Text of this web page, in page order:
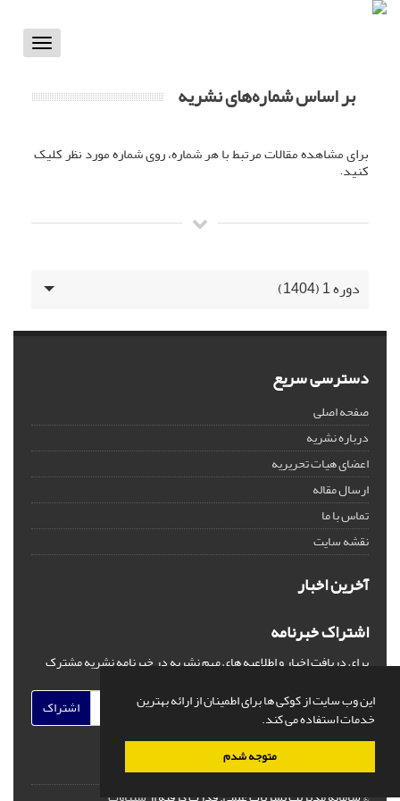
این وب سایت از کوکی ها برای اطمینان از ارائه بهترین
خدمات استفاده می کند.
متوجه شدم
Toggle
بر اساس شماره‌های نشریه
برای مشاهده مقالات مرتبط با هر شماره، روی شماره مورد نظر کلیک
کنید.
دوره 1 (1404)
دسترسی سریع
صفحه اصلی
درباره نشریه
اعضای هیات تحریریه
ارسال مقاله
تماس با ما
نقشه سایت
آخرین اخبار
اشتراک خبرنامه
برای دریافت اخبار و اطلاعیه های مهم نشریه در خبرنامه نشریه مشترک
اشتراک